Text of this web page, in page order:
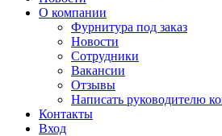
О компании
Фурнитура под заказ
Новости
Сотрудники
Вакансии
Отзывы
Написать руководителю
Контакты
Вход